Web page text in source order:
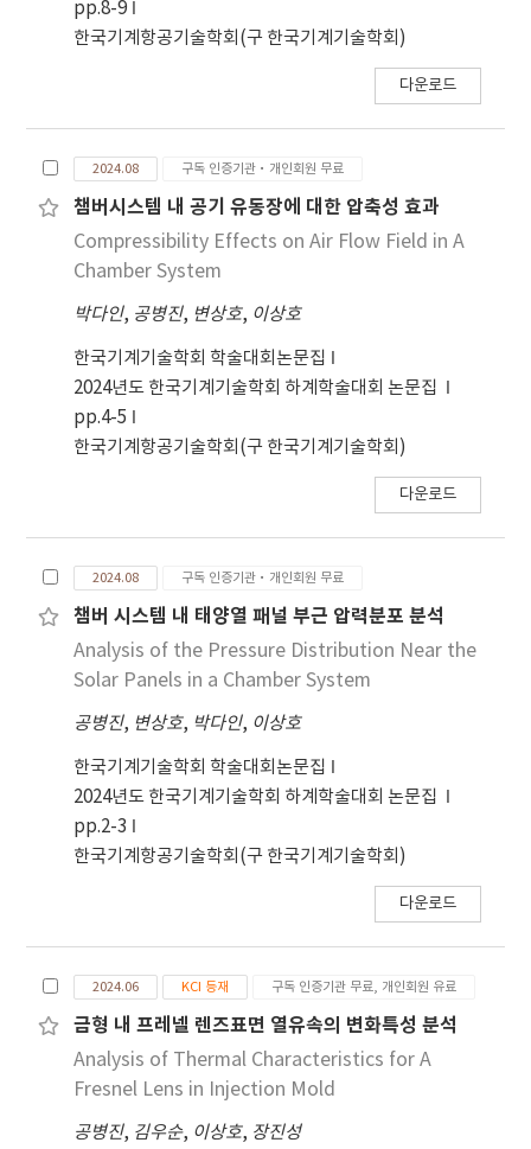
data for an efficient vehicle chamber system.
pp.8-9
한국기계항공기술학회(구 한국기계기술학회)
다운로드
2024.08 구독 인증기관·개인회원 무료
챔버시스템 내 공기 유동장에 대한 압축성 효과
Compressibility Effects on Air Flow Field in A
Chamber System
박다인, 공병진, 변상호, 이상호
한국기계기술학회 학술대회논문집
2024년도 한국기계기술학회 하계학술대회 논문집
pp.4-5
한국기계항공기술학회(구 한국기계기술학회)
다운로드
2024.08 구독 인증기관·개인회원 무료
챔버 시스템 내 태양열 패널 부근 압력분포 분석
Analysis of the Pressure Distribution Near the
Solar Panels in a Chamber System
공병진, 변상호, 박다인, 이상호
한국기계기술학회 학술대회논문집
2024년도 한국기계기술학회 하계학술대회 논문집
pp.2-3
한국기계항공기술학회(구 한국기계기술학회)
다운로드
2024.06 KCI 등재 구독 인증기관 무료, 개인회원 유료
금형 내 프레넬 렌즈표면 열유속의 변화특성 분석
Analysis of Thermal Characteristics for A
Fresnel Lens in Injection Mold
공병진, 김우순, 이상호, 장진성